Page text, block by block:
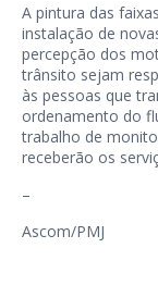
A pintura das
instalação de
percepção dos
trânsito sejam
às pessoas que
ordenamento do
trabalho de
receberão os
–
Ascom/PMJ